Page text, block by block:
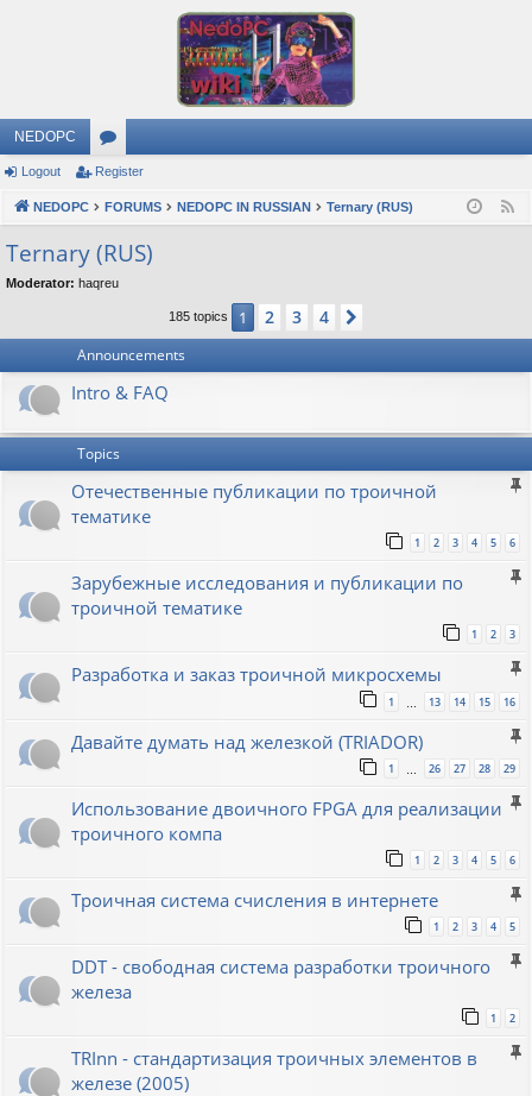
NEDOPC
or
u
m
s
Logout Register
NEDOPC FORUMS NEDOPC IN RUSSIAN Ternary (RUS)
Ternary (RUS)
Moderator: haqreu
185 topics 1 2 3 4
Announcements
Intro & FAQ
Topics
Отечественные публикации по троичной
тематике
1 2 3 4 5 6
Зарубежные исследования и публикации по
троичной тематике
1 2 3
Разработка и заказ троичной микросхемы
1 13 14 15 16
Давайте думать над железкой (TRIADOR)
1 26 27 28 29
Использование двоичного FPGA для реализации
троичного компа
1 2 3 4 5 6
Троичная система счисления в интернете
1 2 3 4 5
DDT - свободная система разработки троичного
железа
1 2
TRInn - стандартизация троичных элементов в
железе (2005)